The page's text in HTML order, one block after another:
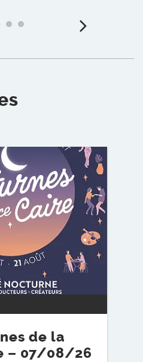
de la
– 07/08/26